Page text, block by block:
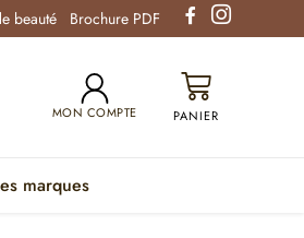
beauté Brochure PDF
MON COMPTE
marques